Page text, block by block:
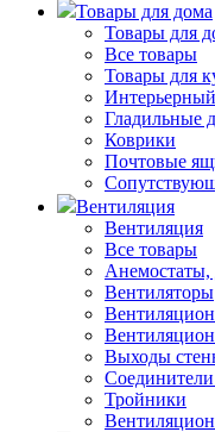
Товары для дома
Товары для
Все товары
Товары для
Гладильные
Коврики
Почтовые
Вентиляция
Вентиляция
Все товары
Вентиляторы
Выходы
Тройники